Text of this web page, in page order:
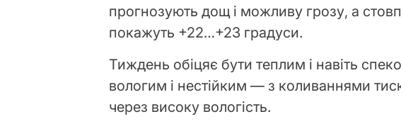
прогнозують дощ і можливу грозу, а
покажуть +22…+23 градуси.
Тиждень обіцяє бути теплим і навіть
вологим і нестійким — з коливаннями
через високу вологість.